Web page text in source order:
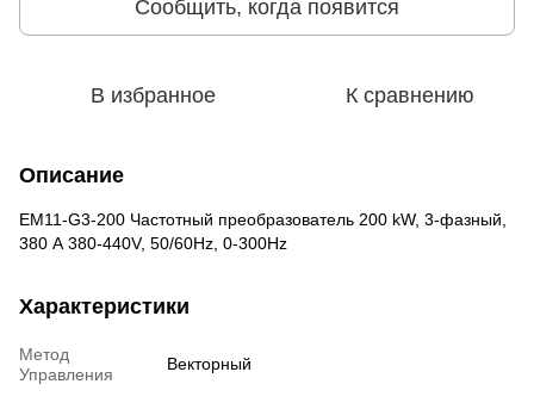
Сообщить, когда появится
В избранное К сравнению
Описание
EM11-G3-200 Частотный преобразователь 200 kW, 3-фазный,
380 А 380-440V, 50/60Hz, 0-300Hz
Характеристики
Метод
Управления
Векторный